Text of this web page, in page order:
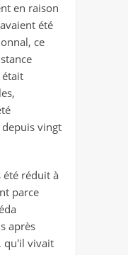
en raison
été
ce
était
depuis vingt
été réduit à
parce
après
qu'il vivait